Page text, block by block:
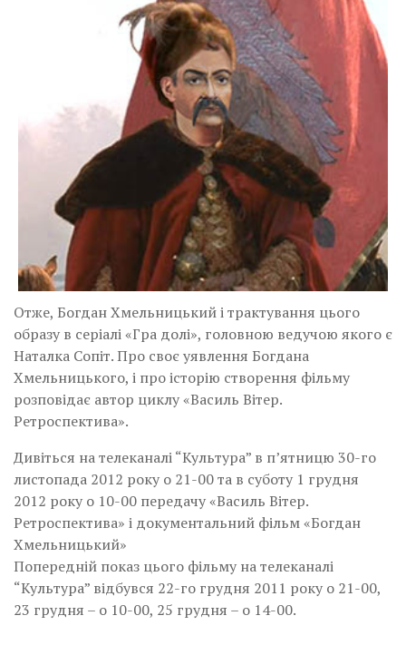
Отже, Богдан Хмельницький і трактування цього
образу в серіалі «Гра долі», головною ведучою якого є
Наталка Сопіт. Про своє уявлення Богдана
Хмельницького, і про історію створення фільму
розповідає автор циклу «Василь Вітер.
Ретроспектива».
Дивіться на телеканалі “Культура” в п’ятницю 30-го
листопада 2012 року о 21-00 та в суботу 1 грудня
2012 року о 10-00 передачу «Василь Вітер.
Ретроспектива» і документальний фільм «Богдан
Хмельницький»
Попередній показ цього фільму на телеканалі
“Культура” відбувся 22-го грудня 2011 року о 21-00,
23 грудня – о 10-00, 25 грудня – о 14-00.